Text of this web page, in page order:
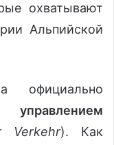
охватывают
Альпийской
официально
управлением
Verkehr). Как